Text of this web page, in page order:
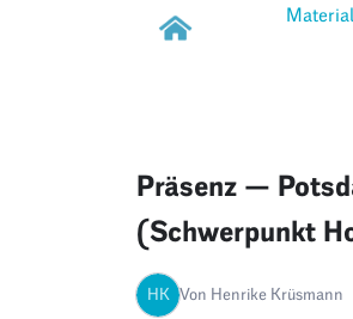
Präsenz —
(Schwerpunkt
HK Von Henrike Krüsmann